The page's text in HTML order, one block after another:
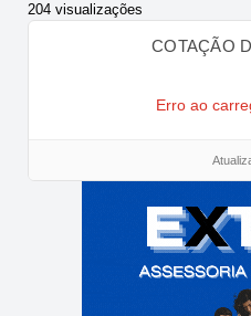
204 visualizações
COTAÇÃO
Erro ao